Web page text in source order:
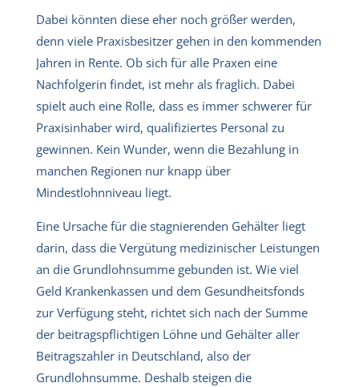
Dabei könnten diese eher noch größer werden,
denn viele Praxisbesitzer gehen in den kommenden
Jahren in Rente. Ob sich für alle Praxen eine
Nachfolgerin findet, ist mehr als fraglich. Dabei
spielt auch eine Rolle, dass es immer schwerer für
Praxisinhaber wird, qualifiziertes Personal zu
gewinnen. Kein Wunder, wenn die Bezahlung in
manchen Regionen nur knapp über
Mindestlohnniveau liegt.
Eine Ursache für die stagnierenden Gehälter liegt
darin, dass die Vergütung medizinischer Leistungen
an die Grundlohnsumme gebunden ist. Wie viel
Geld Krankenkassen und dem Gesundheitsfonds
zur Verfügung steht, richtet sich nach der Summe
der beitragspflichtigen Löhne und Gehälter aller
Beitragszahler in Deutschland, also der
Grundlohnsumme. Deshalb steigen die